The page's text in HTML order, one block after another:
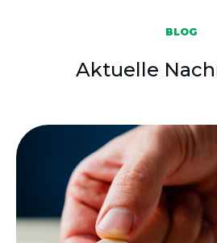
BLOG
Aktuelle